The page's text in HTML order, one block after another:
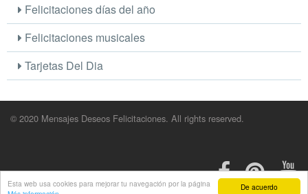
De acuerdo
Esta web usa cookies para mejorar tu navegación por la página
Felicitaciones días del año
Felicitaciones musicales
Tarjetas Del Dia
© 2020 Mensajes Deseos Felicitaciones. All rights reserved.